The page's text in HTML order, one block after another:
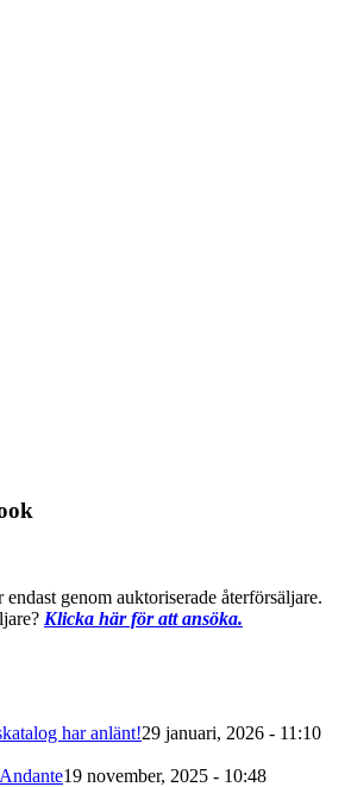
genom auktoriserade återförsäljare.
Klicka här för att ansöka.
har anlänt!29 januari, 2026 - 11:10
19 november, 2025 - 10:48